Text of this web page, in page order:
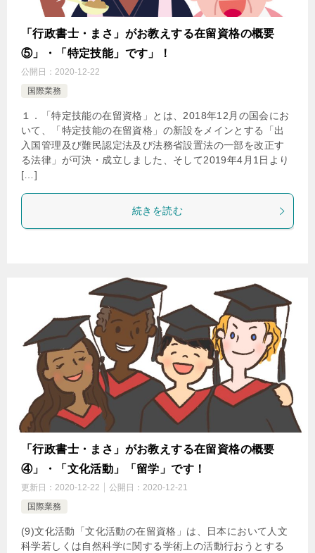
「行政書士・まさ」がお教えする在留資格の概要
⑤」・「特定技能」です」！
公開日： 2020-12-22
国際業務
１．「特定技能の在留資格」とは、2018年12月の国会にお
いて、「特定技能の在留資格」の新設をメインとする「出
入国管理及び難民認定法及び法務省設置法の一部を改正す
る法律」が可決・成立しました、そして2019年4月1日より
[…]
続きを読む
「行政書士・まさ」がお教えする在留資格の概要
④」・「文化活動」「留学」です！
更新日： 2020-12-22 公開日： 2020-12-21
国際業務
(9)文化活動「文化活動の在留資格」は、日本において人文
科学若しくは自然科学に関する学術上の活動行おうとする